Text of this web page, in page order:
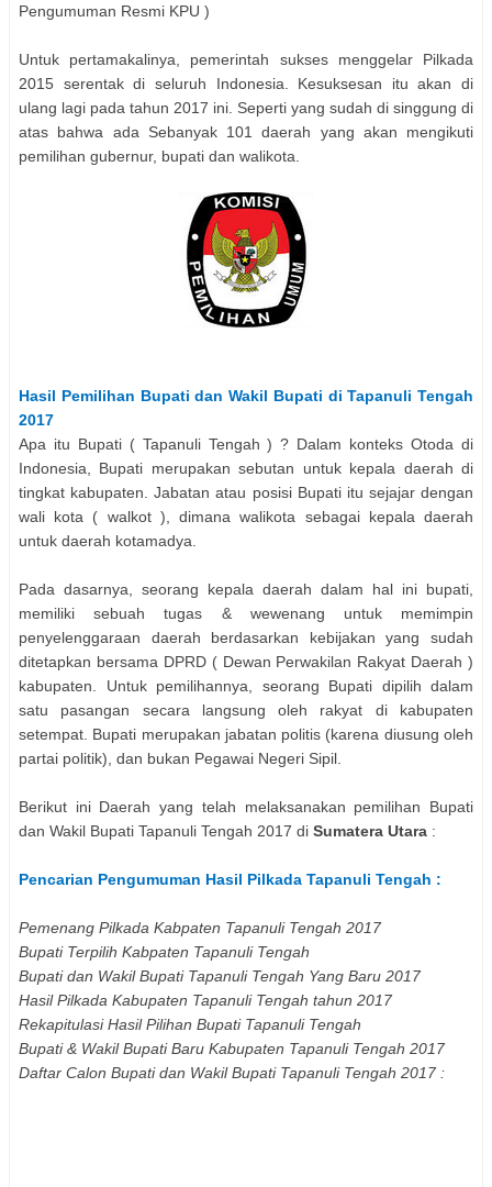
Pengumuman Resmi KPU )
Untuk pertamakalinya, pemerintah sukses menggelar Pilkada
2015 serentak di seluruh Indonesia. Kesuksesan itu akan di
ulang lagi pada tahun 2017 ini. Seperti yang sudah di singgung di
atas bahwa ada Sebanyak 101 daerah yang akan mengikuti
pemilihan gubernur, bupati dan walikota.
Hasil Pemilihan Bupati dan Wakil Bupati diTapanuli Tengah
2017
Apa itu Bupati ( Tapanuli Tengah ) ? Dalam konteks Otoda di
Indonesia, Bupati merupakan sebutan untuk kepala daerah di
tingkat kabupaten. Jabatan atau posisi Bupati itu sejajar dengan
wali kota ( walkot ), dimana walikota sebagai kepala daerah
untuk daerah kotamadya.
Pada dasarnya, seorang kepala daerah dalam hal ini bupati,
memiliki sebuah tugas & wewenang untuk memimpin
penyelenggaraan daerah berdasarkan kebijakan yang sudah
ditetapkan bersama DPRD ( Dewan Perwakilan Rakyat Daerah )
kabupaten. Untuk pemilihannya, seorang Bupati dipilih dalam
satu pasangan secara langsung oleh rakyat di kabupaten
setempat. Bupati merupakan jabatan politis (karena diusung oleh
partai politik), dan bukan Pegawai Negeri Sipil.
Berikut ini Daerah yang telah melaksanakan pemilihan Bupati
dan Wakil Bupati Tapanuli Tengah 2017 di Sumatera Utara :
Pencarian Pengumuman Hasil Pilkada Tapanuli Tengah :
Pemenang Pilkada Kabpaten Tapanuli Tengah 2017
Bupati Terpilih Kabpaten Tapanuli Tengah
Bupati dan Wakil Bupati Tapanuli Tengah Yang Baru 2017
Hasil Pilkada Kabupaten Tapanuli Tengah tahun 2017
Rekapitulasi Hasil Pilihan Bupati Tapanuli Tengah
Bupati & Wakil Bupati Baru Kabupaten Tapanuli Tengah 2017
Daftar Calon Bupati dan Wakil Bupati Tapanuli Tengah 2017 :